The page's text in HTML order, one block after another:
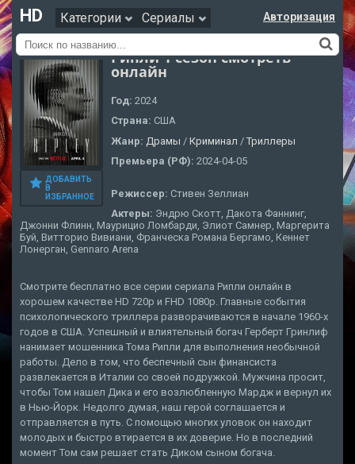
HD Категории Сериалы Авторизация
ДОБАВИТЬ
В
ИЗБРАННОЕ
Рипли 1 сезон смотреть
онлайн
Год: 2024
Страна: США
Жанр: Драмы / Криминал / Триллеры
Премьера (РФ): 2024-04-05
Режиссер: Стивен Зеллиан
Актеры: Эндрю Скотт, Дакота Фаннинг,
Джонни Флинн, Маурицио Ломбарди, Элиот Самнер, Маргерита
Буй, Витторио Вивиани, Франческа Романа Бергамо, Кеннет
Лонерган, Gennaro Arena
Смотрите бесплатно все серии сериала Рипли онлайн в
хорошем качестве HD 720p и FHD 1080p. Главные события
психологического триллера разворачиваются в начале 1960-х
годов в США. Успешный и влиятельный богач Герберт Гринлиф
нанимает мошенника Тома Рипли для выполнения необычной
работы. Дело в том, что беспечный сын финансиста
развлекается в Италии со своей подружкой. Мужчина просит,
чтобы Том нашел Дика и его возлюбленную Мардж и вернул их
в Нью-Йорк. Недолго думая, наш герой соглашается и
отправляется в путь. С помощью многих уловок он находит
молодых и быстро втирается в их доверие. Но в последний
момент Том сам решает стать Диком сыном богача.